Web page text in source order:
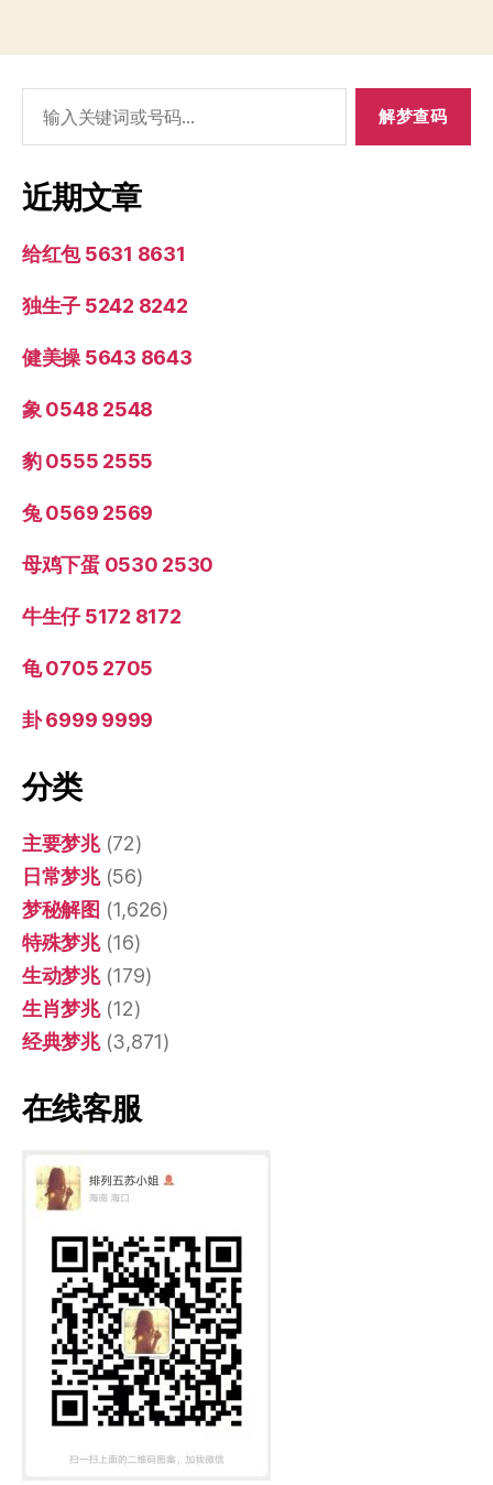
索：
近期文章
给红包 5631 8631
独生子 5242 8242
健美操 5643 8643
象 0548 2548
豹 0555 2555
兔 0569 2569
母鸡下蛋 0530 2530
牛生仔 5172 8172
龟 0705 2705
卦 6999 9999
分类
主要梦兆(72)
日常梦兆(56)
梦秘解图 (1,626)
特殊梦兆(16)
生动梦兆(179)
生肖梦兆(12)
经典梦兆(3,871)
在线客服